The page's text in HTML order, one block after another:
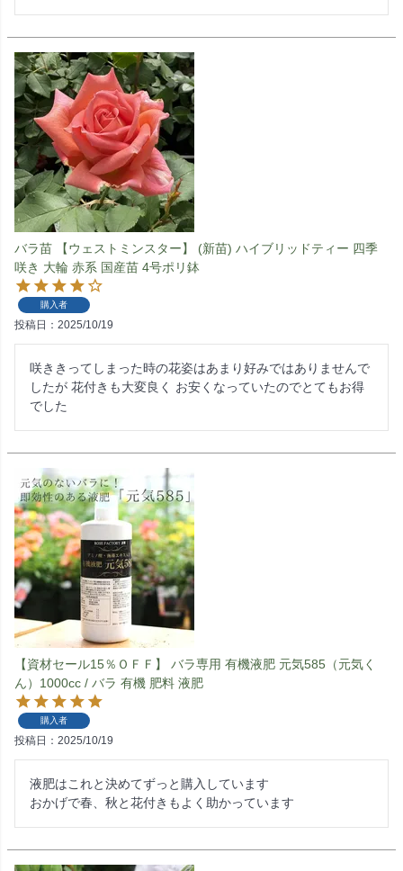
バラ苗 【ウェストミンスター】 (新苗) ハイブリッドティー 四季
咲き 大輪 赤系 国産苗 4号ポリ鉢
購入者
投稿日 2025/10/19
咲ききってしまった時の花姿はあまり好みではありませんで
したが 花付きも大変良く お安くなっていたのでとてもお得
でした
【資材セール15％ＯＦＦ】 バラ専用 有機液肥 元気585（元気く
ん）1000cc / バラ 有機 肥料 液肥
購入者
投稿日 2025/10/19
液肥はこれと決めてずっと購入しています
おかげで春、秋と花付きもよく助かっています